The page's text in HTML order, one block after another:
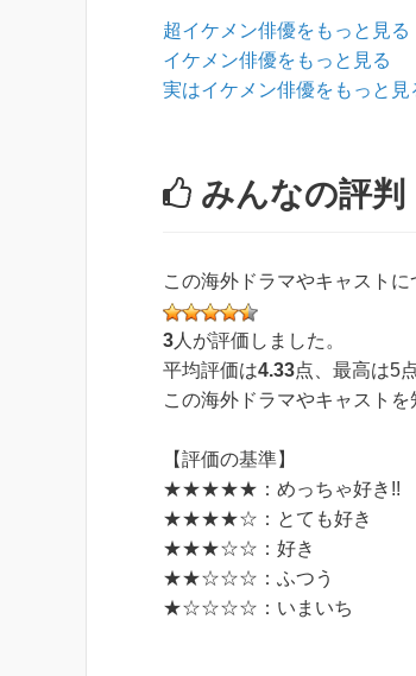
超イケメン俳優をもっと見る
イケメン俳優をもっと見る
実はイケメン俳優をもっと見
みんなの評判
この海外ドラマやキャストに
3 人が評価しました。
平均評価は4.33点、最高は5
この海外ドラマやキャスト
【評価の基準】
★★★★★：めっちゃ好き!!
★★★★☆：とても好き
★★★☆☆：好き
★★☆☆☆：ふつう
★☆☆☆☆：いまいち